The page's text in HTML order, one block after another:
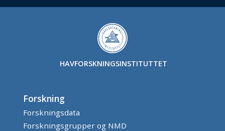
HAVFORSKNINGSINSTITUTTET
Forskning
Forskningsdata
Forskningsgrupper og NMD